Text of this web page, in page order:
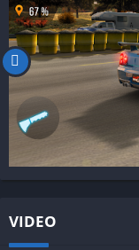
VIDEO